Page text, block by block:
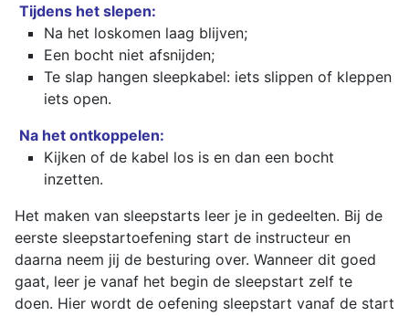
Tijdens het slepen:
Na het loskomen laag blijven;
Een bocht niet afsnijden;
Te slap hangen sleepkabel: iets slippen of kleppen
iets open.
Na het ontkoppelen:
Kijken of de kabel los is en dan een bocht
inzetten.
Het maken van sleepstarts leer je in gedeelten. Bij de
eerste sleepstartoefening start de instructeur en
daarna neem jij de besturing over. Wanneer dit goed
gaat, leer je vanaf het begin de sleepstart zelf te
doen. Hier wordt de oefening sleepstart vanaf de start